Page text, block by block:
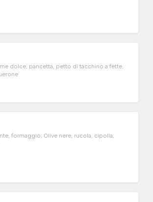
dolce, pancetta, petto di tacchino a fette,
formaggio, Olive nere, rucola, cipolla,